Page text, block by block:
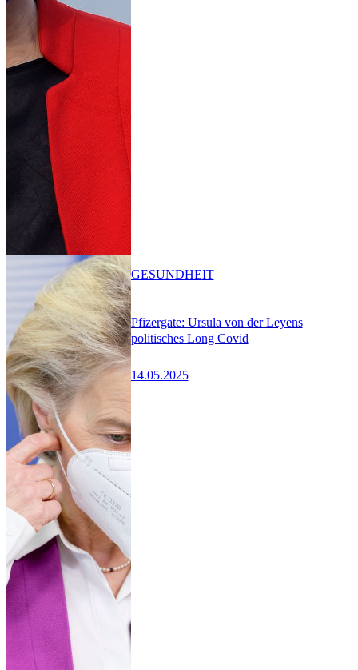
Pfizergate: Ursula von der Leyens
politisches Long Covid
14.05.2025
GESUNDHEIT